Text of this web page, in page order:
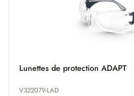
Lunettes de protection ADAPT
V322079-LAD